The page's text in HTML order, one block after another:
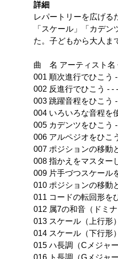
詳細
レパートリーを広げる
「スケール」「カデ
た。子どもから大人ま
曲 名 アーティスト名
001 順次進行でひこう
002 反進行でひこう - - -
003 跳躍音程をひこう
004 いろいろな音程を
005 カデンツをひこう
006 アルペジオをひこ
007 ポジションの移動
008 指かえをマスター
009 片手づつスケール
010 ポジションの移動
011 コードの転回形を
012 属7の和音（ドミ
013 スケール（上行形
014 スケール（下行形
015 ハ長調（Cメジャ
016 ト長調（Gメジャ